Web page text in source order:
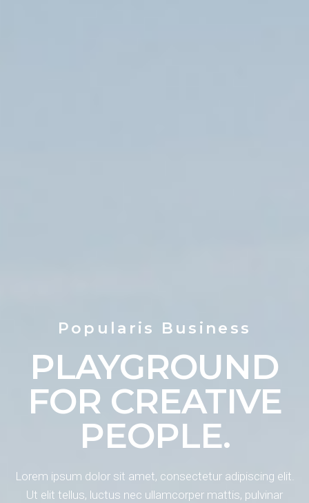
Popularis Business
PLAYGROUND
FOR CREATIVE
PEOPLE.
Lorem ipsum dolor sit amet, consectetur adipiscing elit.
Ut elit tellus, luctus nec ullamcorper mattis, pulvinar